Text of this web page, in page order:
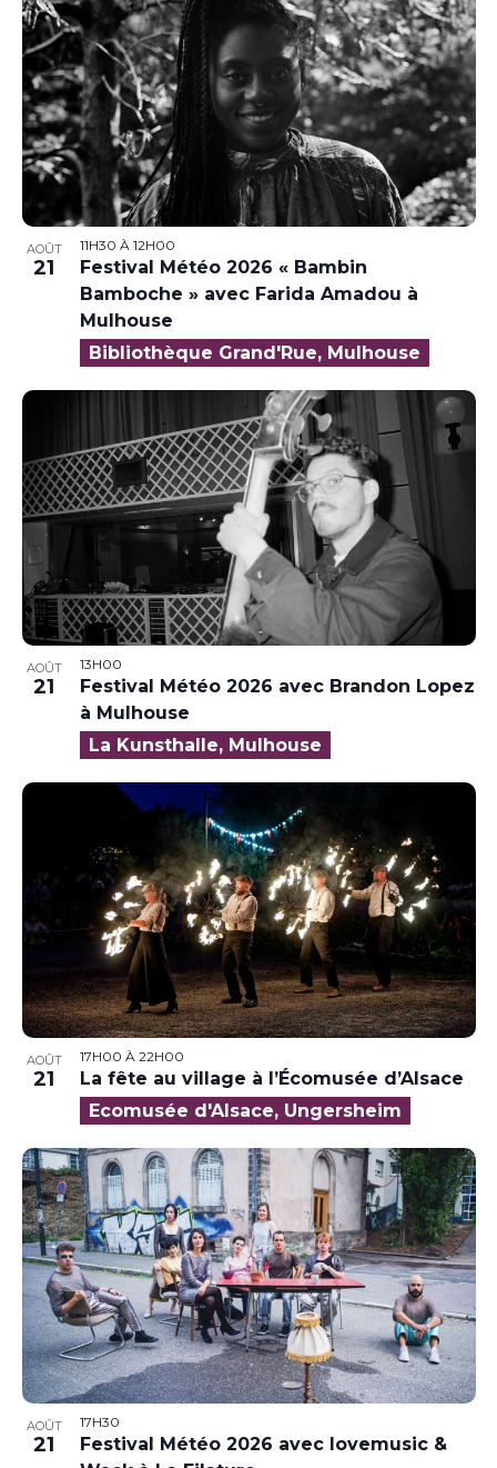
AOÛT
21
11H30 À 12H00
Festival Météo 2026 « Bambin
Bamboche » avec Farida Amadou à
Mulhouse
Bibliothèque Grand'Rue, Mulhouse
AOÛT
21
13H00
Festival Météo 2026 avec Brandon Lopez
à Mulhouse
La Kunsthalle, Mulhouse
AOÛT
21
17H00 À 22H00
La fête au village à l’Écomusée d’Alsace
Ecomusée d'Alsace, Ungersheim
AOÛT
21
17H30
Festival Météo 2026 avec lovemusic &